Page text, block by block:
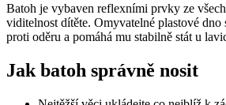
Batoh je vybaven reflexními prvky ze
viditelnost dítěte. Omyvatelné plastové dno
proti oděru a pomáhá mu stabilně stát u
Jak batoh správně nosit